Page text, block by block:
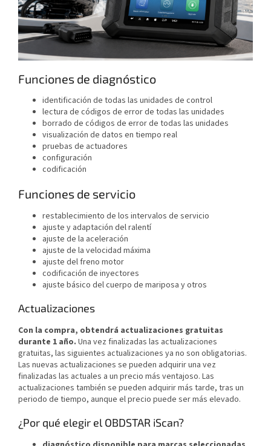
Funciones de diagnóstico
identificación de todas las unidades de control
lectura de códigos de error de todas las unidades
borrado de códigos de error de todas las unidades
visualización de datos en tiempo real
pruebas de actuadores
configuración
codificación
Funciones de servicio
restablecimiento de los intervalos de servicio
ajuste y adaptación del ralentí
ajuste de la aceleración
ajuste de la velocidad máxima
ajuste del freno motor
codificación de inyectores
ajuste básico del cuerpo de mariposa y otros
Actualizaciones
Con la compra, obtendrá actualizaciones gratuitas
durante 1 año. Una vez finalizadas las actualizaciones
gratuitas, las siguientes actualizaciones ya no son obligatorias.
Las nuevas actualizaciones se pueden adquirir una vez
finalizadas las actuales a un precio más ventajoso. Las
actualizaciones también se pueden adquirir más tarde, tras un
periodo de tiempo, aunque el precio puede ser más elevado.
¿Por qué elegir el OBDSTAR iScan?